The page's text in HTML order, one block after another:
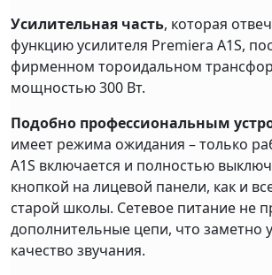
Усилительная часть, которая
функцию усилителя Premiera A1S,
фирменном тороидальном
мощностью 300 Вт.
Подобно профессиональным
имеет режима ожидания – только
A1S включается и полностью
кнопкой на лицевой панели, как и
старой школы. Сетевое питание не
дополнительные цепи, что заметно
качество звучания.